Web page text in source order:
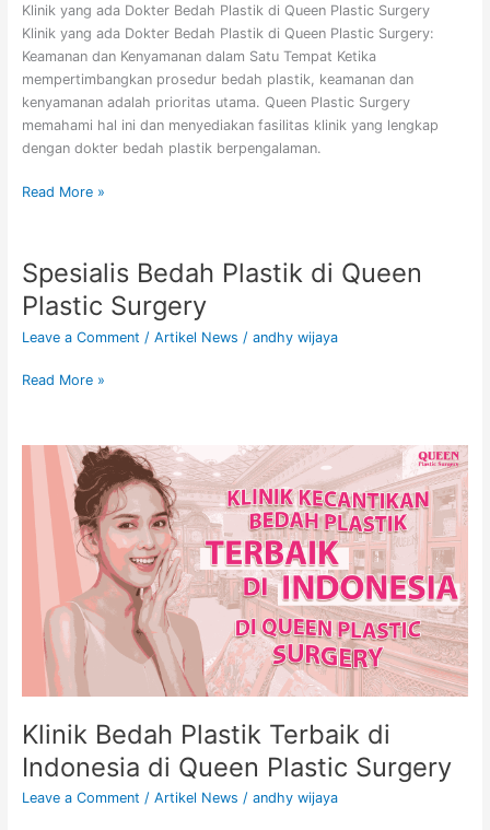
Klinik yang ada Dokter Bedah Plastik di Queen Plastic Surgery
Klinik yang ada Dokter Bedah Plastik di Queen Plastic Surgery:
Keamanan dan Kenyamanan dalam Satu Tempat Ketika
mempertimbangkan prosedur bedah plastik, keamanan dan
kenyamanan adalah prioritas utama. Queen Plastic Surgery
memahami hal ini dan menyediakan fasilitas klinik yang lengkap
dengan dokter bedah plastik berpengalaman.
Plastik
di
Queen
Plastic
Surgery
Read More »
Spesialis Bedah Plastik di Queen
Plastic Surgery
Leave a Comment / Artikel News / andhy wijaya
Spesialis
Bedah
Plastik
di
Plastic
Read More »
Klinik Bedah Plastik Terbaik di
Indonesia di Queen Plastic Surgery
Leave a Comment / Artikel News / andhy wijaya
Klinik
Bedah
Indonesia
Queen
Plastic
Surgery